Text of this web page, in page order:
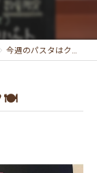
今週のパスタはクリームパスタ🍽
🍽